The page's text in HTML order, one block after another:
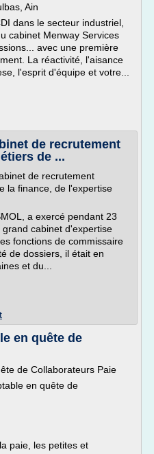
Ain
dans le secteur industriel,
cabinet Menway Services
avec une première
La réactivité, l'aisance
l'esprit d'équipe et votre...
de recrutement
de ...
de recrutement
la finance, de l'expertise
a exercé pendant 23
cabinet d'expertise
fonctions de commissaire
de dossiers, il était en
et du...
en quête de
de Collaborateurs Paie
en quête de
paie, les petites et